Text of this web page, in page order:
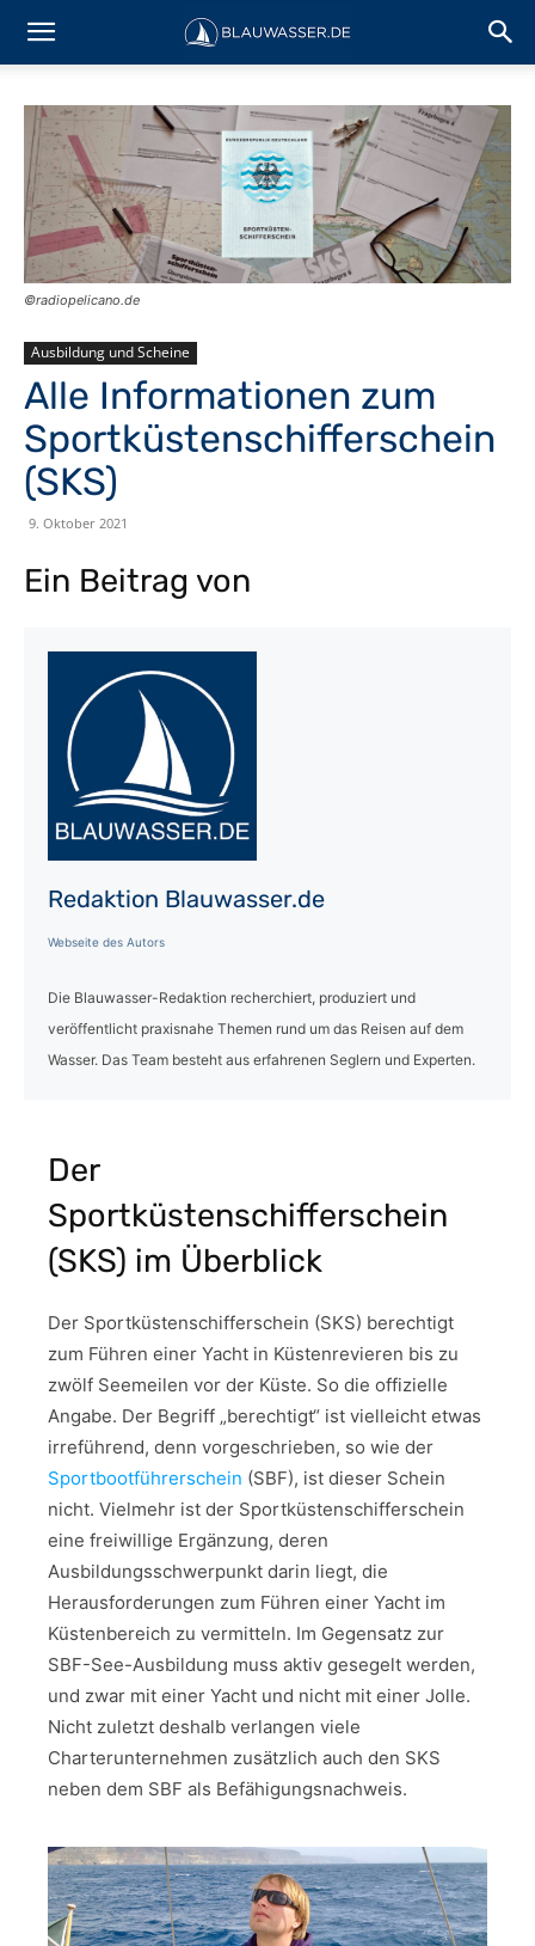
©️radiopelicano.de
Ausbildung und Scheine
Alle Informationen zum
Sportküstenschifferschein
(SKS)
9. Oktober 2021
Ein Beitrag von
Redaktion Blauwasser.de
Webseite des Autors
Die Blauwasser-Redaktion recherchiert, produziert und
veröffentlicht praxisnahe Themen rund um das Reisen auf dem
Wasser. Das Team besteht aus erfahrenen Seglern und Experten.
Der
Sportküstenschifferschein
(SKS) im Überblick
Der Sportküstenschifferschein (SKS) berechtigt
zum Führen einer Yacht in Küstenrevieren bis zu
zwölf Seemeilen vor der Küste. So die offizielle
Angabe. Der Begriff „berechtigt“ ist vielleicht etwas
irreführend, denn vorgeschrieben, so wie der
Sportbootführerschein (SBF), ist dieser Schein
nicht. Vielmehr ist der Sportküstenschifferschein
eine freiwillige Ergänzung, deren
Ausbildungsschwerpunkt darin liegt, die
Herausforderungen zum Führen einer Yacht im
Küstenbereich zu vermitteln. Im Gegensatz zur
SBF-See-Ausbildung muss aktiv gesegelt werden,
und zwar mit einer Yacht und nicht mit einer Jolle.
Nicht zuletzt deshalb verlangen viele
Charterunternehmen zusätzlich auch den SKS
neben dem SBF als Befähigungsnachweis.